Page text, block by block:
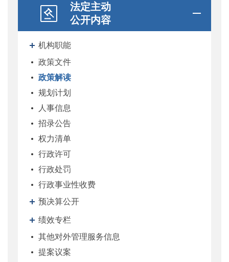
法定主动
公开内容
机构职能
政策文件
政策解读
规划计划
人事信息
招录公告
权力清单
行政许可
行政处罚
行政事业性收费
预决算公开
绩效专栏
其他对外管理服务信息
提案议案